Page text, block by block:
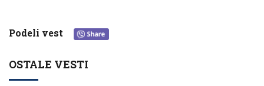
Podeli vest
OSTALE VESTI